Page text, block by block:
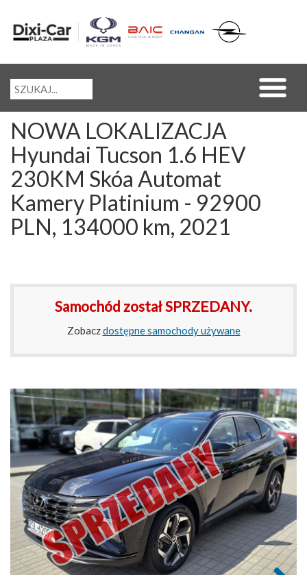
NOWA LOKALIZACJA
Hyundai Tucson 1.6 HEV
230KM Skóa Automat
Kamery Platinium - 92900
PLN, 134000 km, 2021
Samochód został SPRZEDANY.
Zobaczdostępne samochody używane